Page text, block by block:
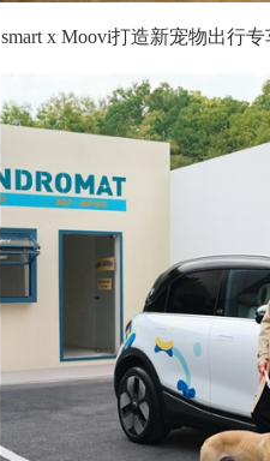
smart x Moovi打造新宠物出行专